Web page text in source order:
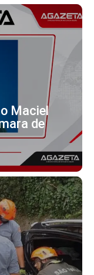
Maciel
de